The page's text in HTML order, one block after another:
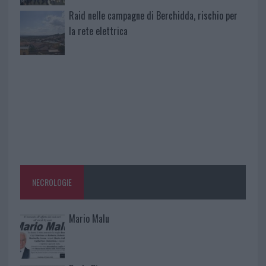
Raid nelle campagne di Berchidda, rischio per
la rete elettrica
NECROLOGIE
Mario Malu